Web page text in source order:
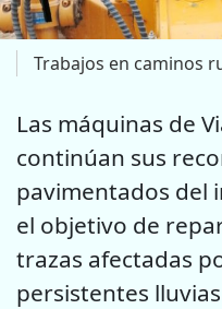
Trabajos en caminos
Las máquinas de
continúan sus
pavimentados del
el objetivo de
trazas afectadas
persistentes